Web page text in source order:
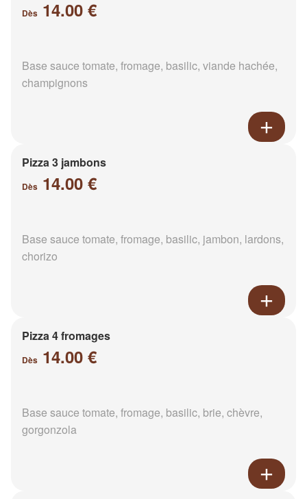
Dès 14.00 €
Base sauce tomate, fromage, basilic, viande hachée,
champignons
Pizza 3 jambons
Dès 14.00 €
Base sauce tomate, fromage, basilic, jambon, lardons,
chorizo
Pizza 4 fromages
Dès 14.00 €
Base sauce tomate, fromage, basilic, brie, chèvre,
gorgonzola